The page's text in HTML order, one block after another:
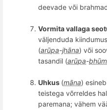
deevade või
Vormita vallaga
väljenduda
(arūpa-jhāna) või
tasandil (arūpa-
Uhkus (māna)
teistega võrreldes
paremana; vähem